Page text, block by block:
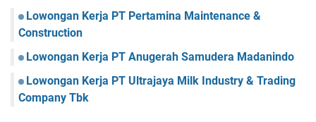
Lowongan Kerja PT Pertamina Maintenance &
Construction
Lowongan Kerja PT Anugerah Samudera Madanindo
Lowongan Kerja PT Ultrajaya Milk Industry & Trading
Company Tbk